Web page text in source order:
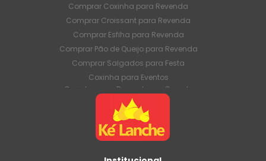
Comprar Coxinha para Revenda
Comprar Croissant para Revenda
Comprar Esfiha para Revenda
Comprar Pão de Queijo para Revenda
Comprar Salgados para Festa
Coxinha para Eventos
Coxinha para Revenda em Grande
Quantidade
Coxinha para Venda Direto da Fábrica
Coxinha para Venda em Atacado
Croissant para Revenda em Grande